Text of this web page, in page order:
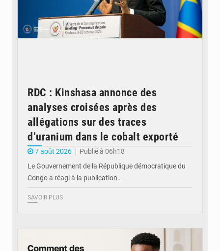
RDC : Kinshasa annonce des
analyses croisées après des
allégations sur des traces
d’uranium dans le cobalt exporté
7 août 2026
Publié à 06h18
Le Gouvernement de la République démocratique du
Congo a réagi à la publication…
SAVOIR PLUS